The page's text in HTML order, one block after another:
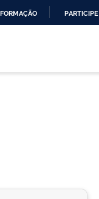
PARTICIPE